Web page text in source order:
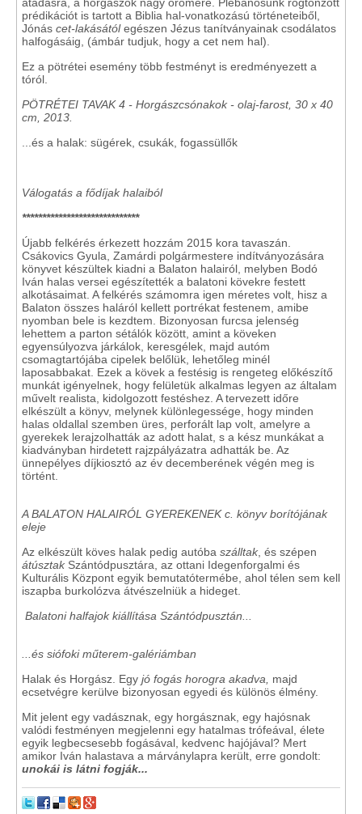
prédikációt is tartott a Biblia hal-vonatkozású történeteiből,
Jónás cet-lakásátólegészen Jézus tanítványainak csodálatos
halfogásáig, (ámbár tudjuk, hogy a cet nem hal).
Ez a pötrétei esemény több festményt is eredményezett a
tóról.
PÖTRÉTEI TAVAK 4 - Horgászcsónakok- olaj-farost, 30 x 40
cm, 2013.
...és a halak: sügérek, csukák, fogassüllők
Válogatás a fődíjak halaiból
*****************************
Újabb felkérés érkezett hozzám 2015 kora tavaszán.
Csákovics Gyula, Zamárdi polgármestere indítványozására
könyvet készültek kiadni a Balaton halairól, melyben Bodó
Iván halas versei egészítették a balatoni kövekre festett
alkotásaimat. A felkérés számomra igen méretes volt, hisz a
Balaton összes haláról kellett portrékat festenem, amibe
nyomban bele is kezdtem. Bizonyosan furcsa jelenség
lehettem a parton sétálók között, amint a köveken
egyensúlyozva járkálok, keresgélek, majd autóm
csomagtartójába cipelek belőlük, lehetőleg minél
laposabbakat. Ezek a kövek a festésig is rengeteg előkészítő
munkát igényelnek, hogy felületük alkalmas legyen az általam
művelt realista, kidolgozott festéshez. A tervezett időre
elkészült a könyv, melynek különlegessége, hogy minden
halas oldallal szemben üres, perforált lap volt, amelyre a
gyerekek lerajzolhatták az adott halat, s a kész munkákat a
kiadványban hirdetett rajzpályázatra adhatták be. Az
ünnepélyes díjkiosztó az év decemberének végén meg is
történt.
A BALATON HALAIRÓL GYEREKENEK c. könyv borítójának
eleje
Az elkészült köves halak pedig autóba szálltak, és szépen
átúsztak Szántódpusztára, az ottani Idegenforgalmi és
Kulturális Központ egyik bemutatótermébe, ahol télen sem kell
iszapba burkolózva átvészelniük a hideget.
Balatoni halfajok kiállítása Szántódpusztán...
...és siófoki műterem-galériámban
Halak és Horgász. Egy jó fogás horogra akadva, majd
ecsetvégre kerülve bizonyosan egyedi és különös élmény.
Mit jelent egy vadásznak, egy horgásznak, egy hajósnak
valódi festményen megjelenni egy hatalmas trófeával, élete
egyik legbecsesebb fogásával, kedvenc hajójával? Mert
amikor Iván halastava a márványlapra került, erre gondolt:
unokái is látni fogják...